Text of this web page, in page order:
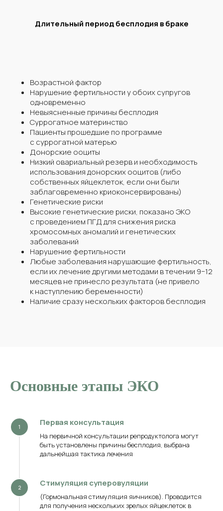
Длительный период бесплодия в браке
Возрастной фактор
Нарушение фертильности у обоих супругов
одновременно
Невыясненные причины бесплодия
Суррогатное материнство
Пациенты прошедшие по программе
с суррогатной матерью
Донорские ооциты
Низкий овариальный резерв и необходимость
использования донорских ооцитов (либо
собственных яйцеклеток, если они были
заблаговременно криоконсервированы)
Генетические риски
Высокие генетические риски, показано ЭКО
с проведением ПГД для снижения риска
хромосомных аномалий и генетических
заболеваний
Нарушение фертильности
Любые заболевания нарушающие фертильность,
если их лечение другими методами в течении 9−12
месяцев не принесло результата (не привело
к наступлению беременности)
Наличие сразу нескольких факторов бесплодия
Основные этапы ЭКО
Первая консультация
На первичной консультации репродуктолога могут
быть установлены причины бесплодия, выбрана
дальнейшая тактика лечения
Стимуляция суперовуляции
(Гормональная стимуляция яичников). Проводится
для получения нескольких зрелых яйцеклеток в